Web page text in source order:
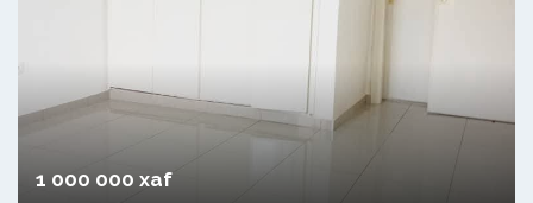
1 000 000 xaf